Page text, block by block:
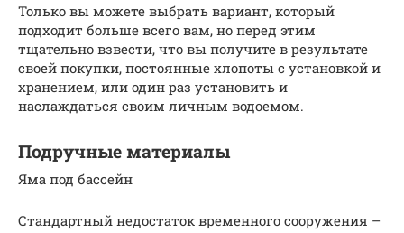
Только вы можете выбрать вариант, который
подходит больше всего вам, но перед этим
тщательно взвести, что вы получите в результате
своей покупки, постоянные хлопоты с установкой и
хранением, или один раз установить и
наслаждаться своим личным водоемом.
Подручные материалы
Яма под бассейн
Стандартный недостаток временного сооружения –